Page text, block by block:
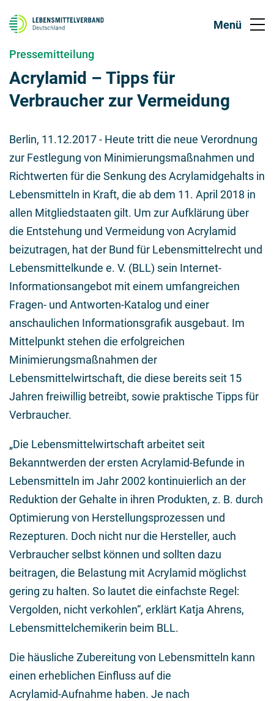
Pressemitteilung
Acrylamid – Tipps für
Verbraucher zur Vermeidung
Berlin, 11.12.2017- Heute tritt die neue Verordnung
zur Festlegung von Minimierungsmaßnahmen und
Richtwerten für die Senkung des Acrylamidgehalts in
Lebensmitteln in Kraft, die ab dem 11. April 2018 in
allen Mitgliedstaaten gilt. Um zur Aufklärung über
die Entstehung und Vermeidung von Acrylamid
beizutragen, hat der Bund für Lebensmittelrecht und
Lebensmittelkunde e. V. (BLL) sein Internet-
Informationsangebot mit einem umfangreichen
Fragen- und Antworten-Katalog und einer
anschaulichen Informationsgrafik ausgebaut. Im
Mittelpunkt stehen die erfolgreichen
Minimierungsmaßnahmen der
Lebensmittelwirtschaft, die diese bereits seit 15
Jahren freiwillig betreibt, sowie praktische Tipps für
Verbraucher.
„Die Lebensmittelwirtschaft arbeitet seit
Bekanntwerden der ersten Acrylamid-Befunde in
Lebensmitteln im Jahr 2002 kontinuierlich an der
Reduktion der Gehalte in ihren Produkten, z. B. durch
Optimierung von Herstellungsprozessen und
Rezepturen. Doch nicht nur die Hersteller, auch
Verbraucher selbst können und sollten dazu
beitragen, die Belastung mit Acrylamid möglichst
gering zu halten. So lautet die einfachste Regel:
Vergolden, nicht verkohlen“, erklärt Katja Ahrens,
Lebensmittelchemikerin beim BLL.
Die häusliche Zubereitung von Lebensmitteln kann
einen erheblichen Einfluss auf die
Acrylamid-Aufnahme haben. Je nach